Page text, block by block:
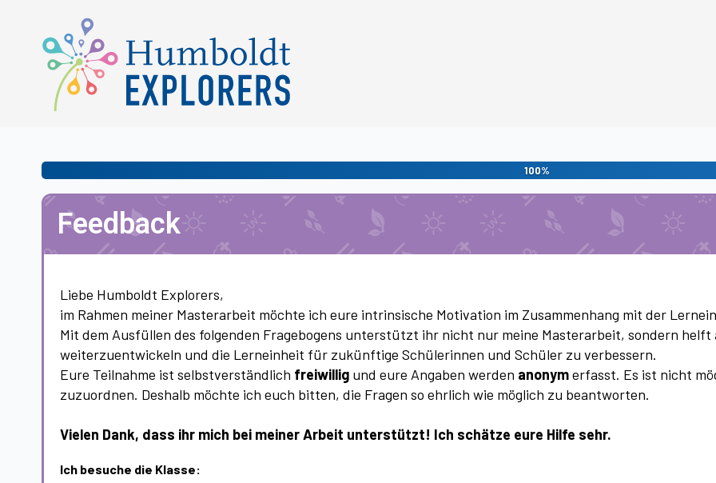
100%
Feedback
Liebe Humboldt Explorers,
im Rahmen meiner Masterarbeit möchte ich eure intrinsische Motivation im Zusammenhang mit der
Mit dem Ausfüllen des folgenden Fragebogens unterstützt ihr nicht nur meine Masterarbeit, sondern
weiterzuentwickeln und die Lerneinheit für zukünftige Schülerinnen und Schüler zu verbessern.
Eure Teilnahme ist selbstverständlich freiwillig und eure Angaben werden anonymerfasst. Es ist nicht
zuzuordnen. Deshalb möchte ich euch bitten, die Fragen so ehrlich wie möglich zu beantworten.
Vielen Dank, dass ihr mich bei meiner Arbeit unterstützt! Ich schätze eure Hilfe sehr.
Ich besuche die Klasse: